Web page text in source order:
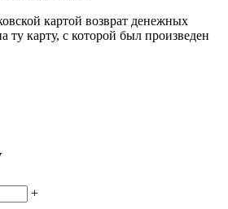
картой возврат денежных
ту карту, с которой был произведен
+